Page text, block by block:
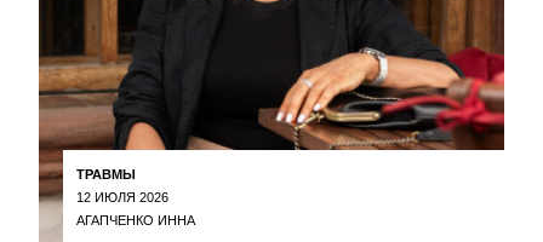
ТРАВМЫ
12 ИЮЛЯ 2026
АГАПЧЕНКО ИННА